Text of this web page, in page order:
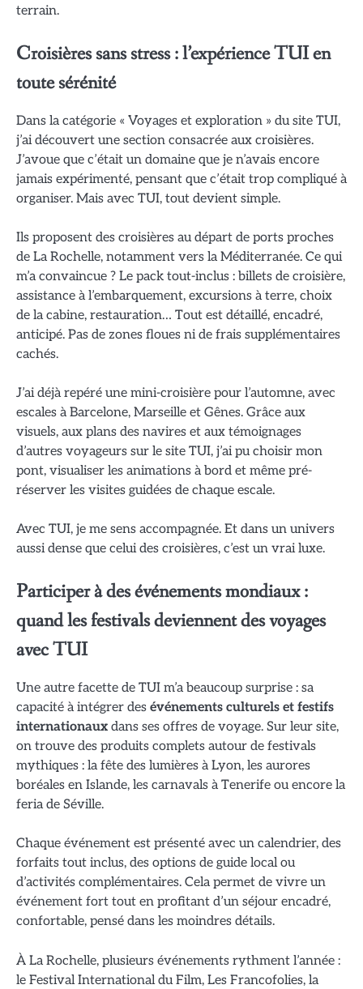
terrain.
Croisières sans stress : l’expérience TUI en
toute sérénité
Dans la catégorie « Voyages et exploration » du site TUI,
j’ai découvert une section consacrée aux croisières.
J’avoue que c’était un domaine que je n’avais encore
jamais expérimenté, pensant que c’était trop compliqué à
organiser. Mais avec TUI, tout devient simple.
Ils proposent des croisières au départ de ports proches
de La Rochelle, notamment vers la Méditerranée. Ce qui
m’a convaincue ? Le pack tout-inclus : billets de croisière,
assistance à l’embarquement, excursions à terre, choix
de la cabine, restauration… Tout est détaillé, encadré,
anticipé. Pas de zones floues ni de frais supplémentaires
cachés.
J’ai déjà repéré une mini-croisière pour l’automne, avec
escales à Barcelone, Marseille et Gênes. Grâce aux
visuels, aux plans des navires et aux témoignages
d’autres voyageurs sur le site TUI, j’ai pu choisir mon
pont, visualiser les animations à bord et même pré-
réserver les visites guidées de chaque escale.
Avec TUI, je me sens accompagnée. Et dans un univers
aussi dense que celui des croisières, c’est un vrai luxe.
Participer à des événements mondiaux :
quand les festivals deviennent des voyages
avec TUI
Une autre facette de TUI m’a beaucoup surprise : sa
capacité à intégrer des événements culturels et festifs
internationaux dans ses offres de voyage. Sur leur site,
on trouve des produits complets autour de festivals
mythiques : la fête des lumières à Lyon, les aurores
boréales en Islande, les carnavals à Tenerife ou encore la
feria de Séville.
Chaque événement est présenté avec un calendrier, des
forfaits tout inclus, des options de guide local ou
d’activités complémentaires. Cela permet de vivre un
événement fort tout en profitant d’un séjour encadré,
confortable, pensé dans les moindres détails.
À La Rochelle, plusieurs événements rythment l’année :
le Festival International du Film, Les Francofolies, la